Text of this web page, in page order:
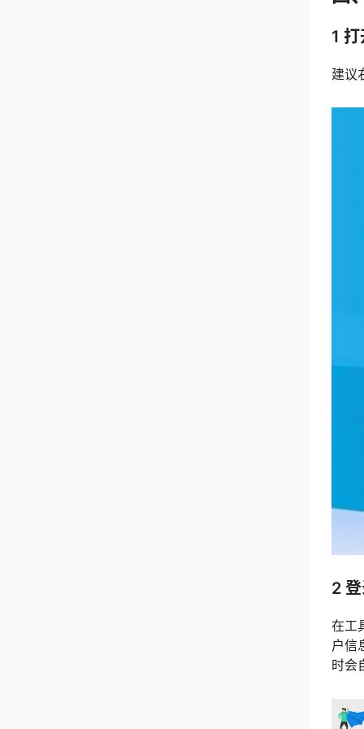
1
建议
2
在工
户信
时会